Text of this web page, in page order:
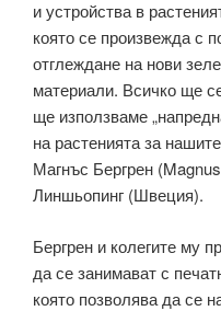
и устройства в
която се произвежда с
отглеждане на нови
материали. Всичко ще
ще използваме
на растенията за
Магнъс Бергрен
Линшьопинг (Швеция).
Бергрен и колегите му
да се занимават с
която позволява да се